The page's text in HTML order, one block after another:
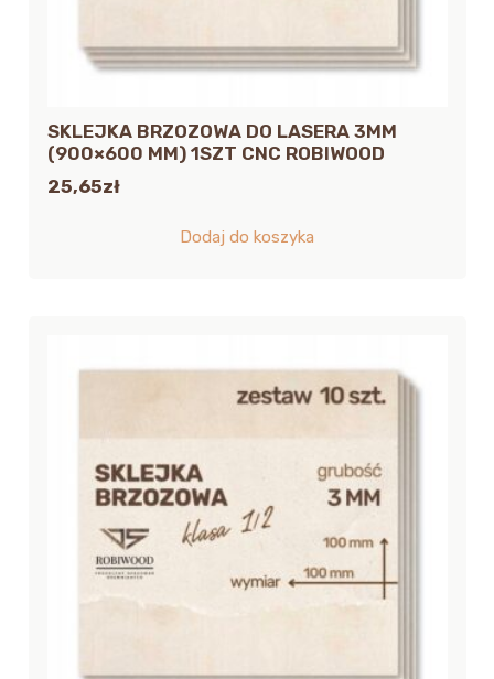
SKLEJKA BRZOZOWA DO LASERA 3MM
(900×600 MM) 1SZT CNC ROBIWOOD
25,65zł
Dodaj do koszyka